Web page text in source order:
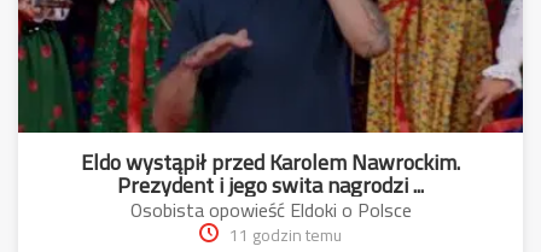
Eldo wystąpił przed Karolem Nawrockim.
Prezydent i jego swita nagrodzi ...
Osobista opowieść Eldoki o Polsce
11 godzin temu